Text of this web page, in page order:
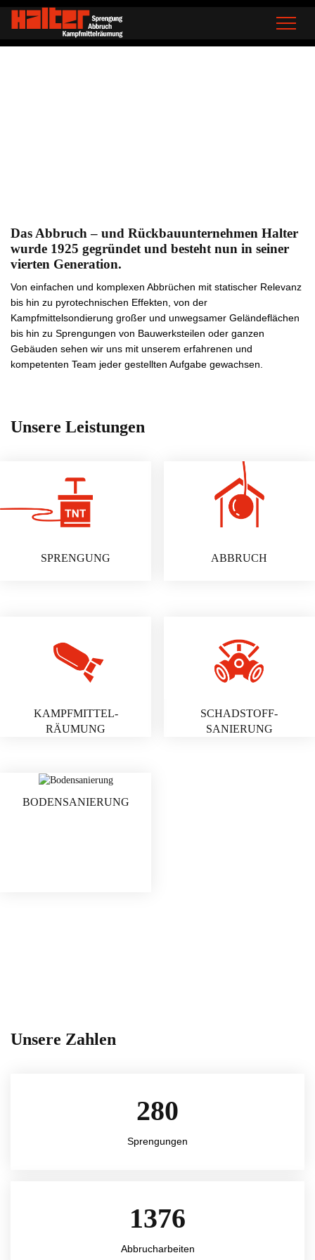
Das Abbruch – und Rückbauunternehmen Halter
wurde 1925 gegründet und besteht nun in seiner
vierten Generation.
Von einfachen und komplexen Abbrüchen mit statischer Relevanz
bis hin zu pyrotechnischen Effekten, von der
Kampfmittelsondierung großer und unwegsamer Geländeflächen
bis hin zu Sprengungen von Bauwerksteilen oder ganzen
Gebäuden sehen wir uns mit unserem erfahrenen und
kompetenten Team jeder gestellten Aufgabe gewachsen.
Unsere Leistungen
SPRENGUNG ABBRUCH
KAMPFMITTEL­
RÄUMUNG
SCHADSTOFF­
SANIERUNG
BODEN­SANIERUNG
Unsere Zahlen
280
Sprengungen
1376
Abbrucharbeiten